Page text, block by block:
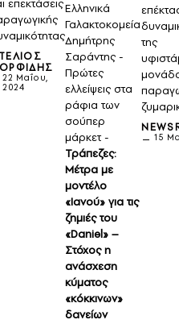
επεκτάσεις
22 Μαΐου,
2024
Ελληνικά
Γαλακτοκομεία
Δημήτρης
Σαράντης -
Πρώτες
ελλείψεις στα
ράφια των
σούπερ
μάρκετ -
Τράπεζες:
Μέτρα με
μοντέλο
«Ιανού» για τις
ζημιές του
«Daniel» –
Στόχος η
ανάσχεση
κύματος
«κόκκινων»
δανείων
της
15